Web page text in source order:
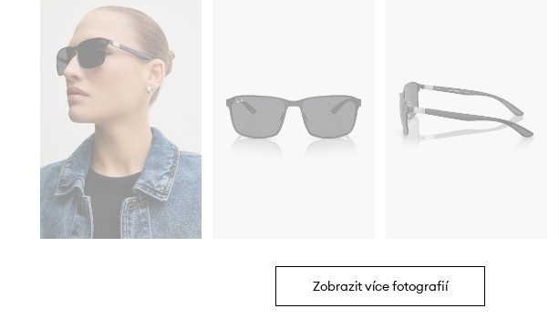
Zobrazit více fotografií